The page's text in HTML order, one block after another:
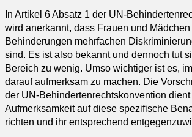
In Artikel 6 Absatz 1 der UN-
wird anerkannt, dass Frauen und Mädchen
Behinderungen mehrfachen
sind. Es ist also bekannt und dennoch tut
Bereich zu wenig. Umso wichtiger ist es,
darauf aufmerksam zu machen. Die
der UN-Behindertenrechtskonvention
Aufmerksamkeit auf diese spezifische
richten und ihr entsprechend